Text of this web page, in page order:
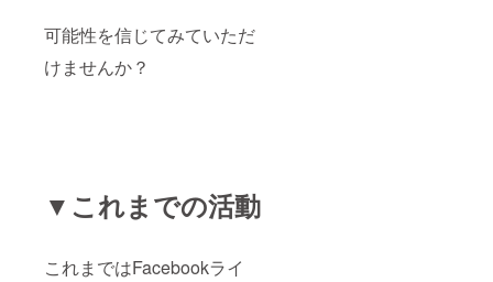
可能性を信じてみていただ
けませんか？
▼これまでの活動
これまではFacebookライ